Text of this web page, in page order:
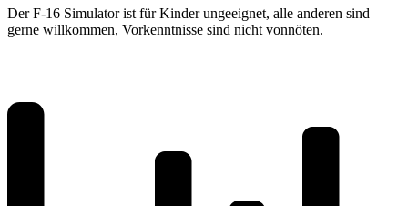
Der F-16 Simulator ist für Kinder ungeeignet, alle anderen sind
gerne willkommen, Vorkenntnisse sind nicht vonnöten.